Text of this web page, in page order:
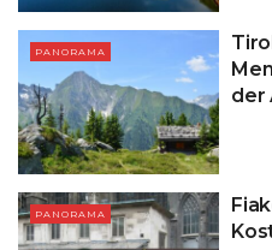
PANORAMA
der
PANORAMA